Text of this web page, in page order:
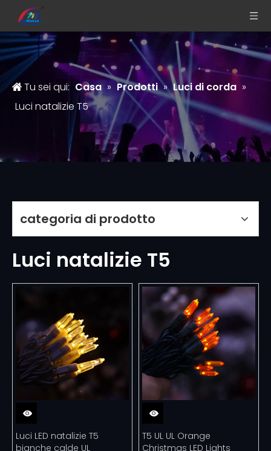
Tu sei qui: Casa » Prodotti » Luci di corda »
Luci natalizie T5
categoria di prodotto
Luci natalizie T5
Luci LED natalizie T5
bianche calde UL
T5 UL UL Orange
Christmas LED Lights